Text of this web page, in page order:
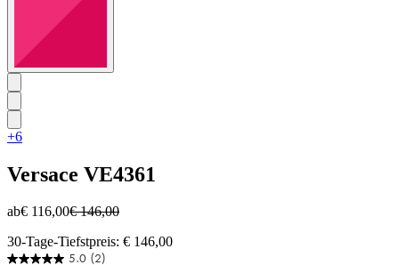
+6
Versace VE4361
ab€ 116,00€ 146,00
30-Tage-Tiefstpreis: € 146,00
5.0 (2)